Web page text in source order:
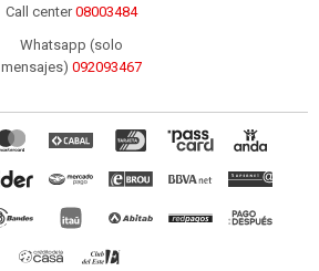
Call center08003484
Whatsapp (solo
mensajes) 092093467